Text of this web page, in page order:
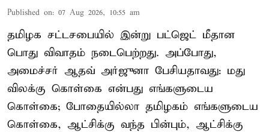
Published on: 07 Aug 2026, 10:55 am
தமிழக சட்டசபையில் இன்று பட்ஜெட் மீதான
பொது விவாதம் நடைபெற்றது. அப்போது,
அமைச்சர் ஆதவ் அர்ஜுனா பேசியதாவது: மது
விலக்கு கொள்கை என்பது எங்களுடைய
கொள்கை; போதையில்லா தமிழகம் எங்களுடைய
கொள்கை, ஆட்சிக்கு வந்த பின்பும், ஆட்சிக்கு